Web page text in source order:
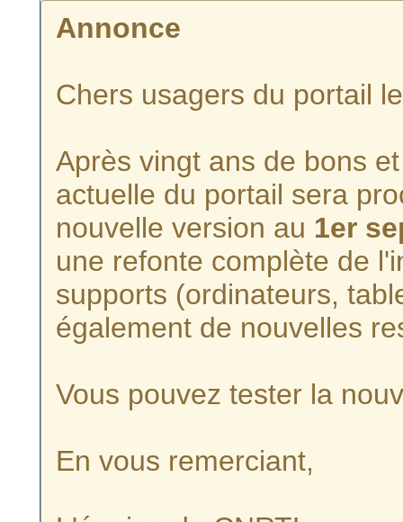
Annonce
Chers usagers du portail
Après vingt ans de bons
actuelle du portail sera
nouvelle version au 1er
une refonte complète de
supports (ordinateurs,
également de nouvelles
Vous pouvez tester la
En vous remerciant,